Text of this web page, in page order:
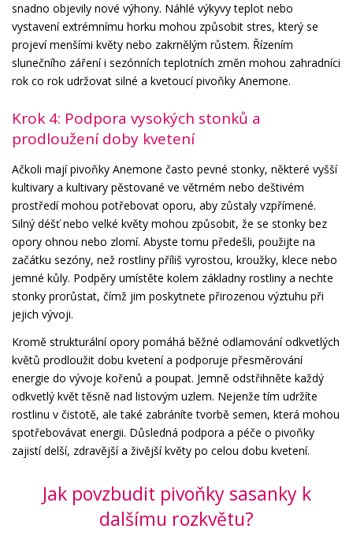
snadno objevily nové výhony. Náhlé výkyvy teplot nebo
vystavení extrémnímu horku mohou způsobit stres, který se
projeví menšími květy nebo zakrnělým růstem. Řízením
slunečního záření i sezónních teplotních změn mohou zahradníci
rok co rok udržovat silné a kvetoucí pivoňky Anemone.
Krok 4: Podpora vysokých stonků a
prodloužení doby kvetení
Ačkoli mají pivoňky Anemone často pevné stonky, některé vyšší
kultivary a kultivary pěstované ve větrném nebo deštivém
prostředí mohou potřebovat oporu, aby zůstaly vzpřímené.
Silný déšť nebo velké květy mohou způsobit, že se stonky bez
opory ohnou nebo zlomí. Abyste tomu předešli, použijte na
začátku sezóny, než rostliny příliš vyrostou, kroužky, klece nebo
jemné kůly. Podpěry umístěte kolem základny rostliny a nechte
stonky prorůstat, čímž jim poskytnete přirozenou výztuhu při
jejich vývoji.
Kromě strukturální opory pomáhá běžné odlamování odkvetlých
květů prodloužit dobu kvetení a podporuje přesměrování
energie do vývoje kořenů a poupat. Jemně odstřihněte každý
odkvetlý květ těsně nad listovým uzlem. Nejenže tím udržíte
rostlinu v čistotě, ale také zabráníte tvorbě semen, která mohou
spotřebovávat energii. Důsledná podpora a péče o pivoňky
zajistí delší, zdravější a živější květy po celou dobu kvetení.
Jak povzbudit pivoňky sasanky k
dalšímu rozkvětu?